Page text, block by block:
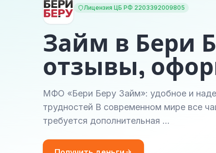
Лицензия ЦБ РФ 2203392009805
Займ в Бери
отзывы,
МФО «Бери Беру Займ»: удобное и
трудностей В современном мире все
требуется дополнительная …